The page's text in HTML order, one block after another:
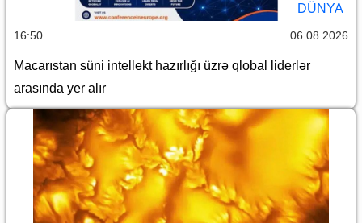
DÜNYA
16:50 06.08.2026
Macarıstan süni intellekt hazırlığı üzrə qlobal liderlər
arasında yer alır